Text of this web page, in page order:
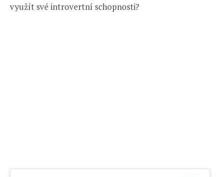
využít své introvertní schopnosti?